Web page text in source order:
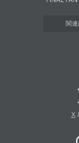
関
X/